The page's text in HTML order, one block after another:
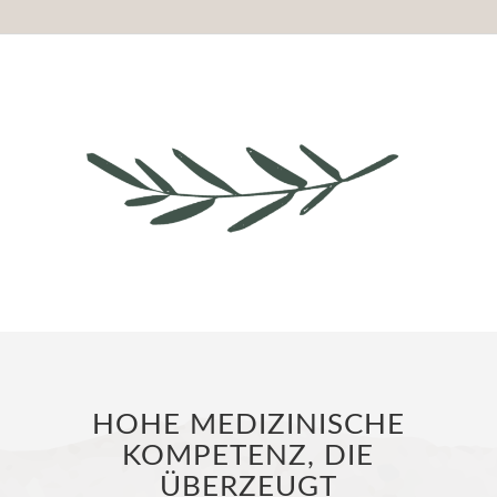
HOHE MEDIZINISCHE
KOMPETENZ, DIE
ÜBERZEUGT